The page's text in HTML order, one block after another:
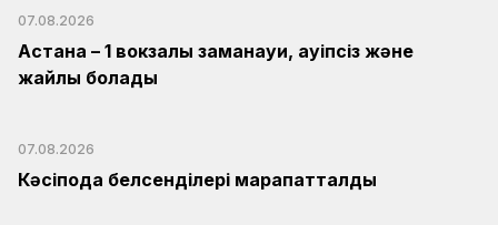
07.08.2026
Астана – 1 вокзалы заманауи, қауіпсіз және
жайлы болады
07.08.2026
Кәсіподақ белсенділері марапатталды